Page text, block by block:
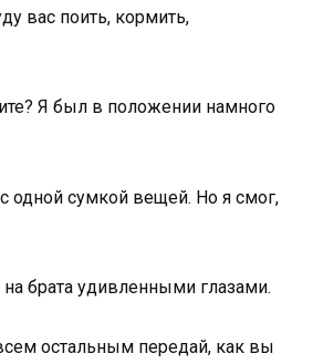
вас поить, кормить,
Я был в положении намного
одной сумкой вещей. Но я смог,
брата удивленными глазами.
остальным передай, как вы